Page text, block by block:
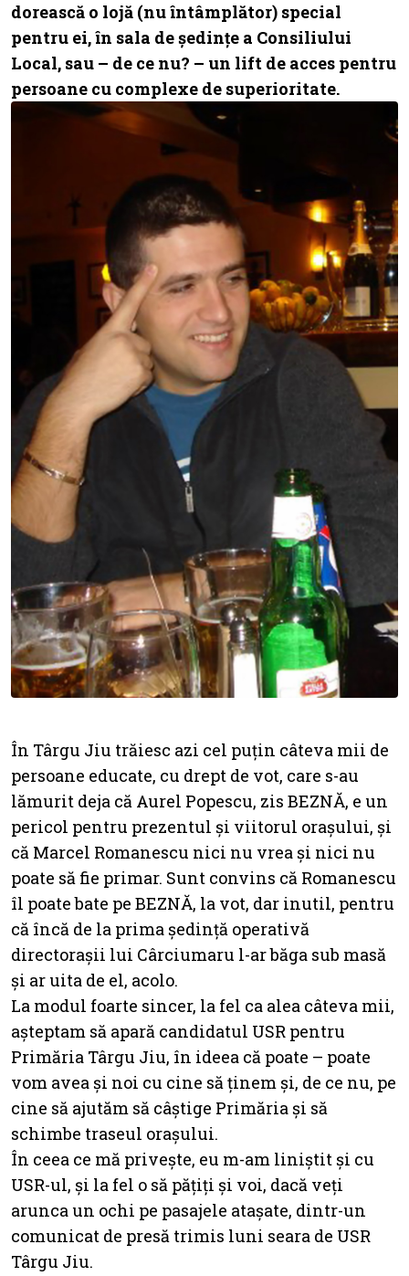
dorească o lojă (nu întâmplător) special
pentru ei, în sala de ședințe a Consiliului
Local, sau – de ce nu? – un lift de acces pentru
persoane cu complexe de superioritate.
În Târgu Jiu trăiesc azi cel puțin câteva mii de
persoane educate, cu drept de vot, care s-au
lămurit deja că Aurel Popescu, zis BEZNĂ, e un
pericol pentru prezentul și viitorul orașului, și
că Marcel Romanescu nici nu vrea și nici nu
poate să fie primar. Sunt convins că Romanescu
îl poate bate pe BEZNĂ, la vot, dar inutil, pentru
că încă de la prima ședință operativă
directorașii lui Cârciumaru l-ar băga sub masă
și ar uita de el, acolo.
La modul foarte sincer, la fel ca alea câteva mii,
așteptam să apară candidatul USR pentru
Primăria Târgu Jiu, în ideea că poate – poate
vom avea și noi cu cine să ținem și, de ce nu, pe
cine să ajutăm să câștige Primăria și să
schimbe traseul orașului.
În ceea ce mă privește, eu m-am liniștit și cu
USR-ul, și la fel o să pățiți și voi, dacă veți
arunca un ochi pe pasajele atașate, dintr-un
comunicat de presă trimis luni seara de USR
Târgu Jiu.